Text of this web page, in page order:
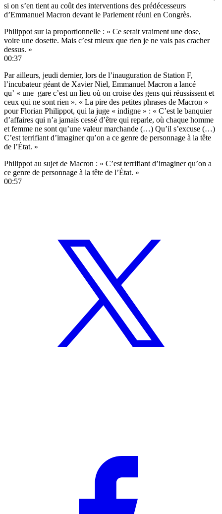
si on s’en tient au coût des interventions des prédécesseurs
d’Emmanuel Macron devant le Parlement réuni en Congrès.
Philippot sur la proportionnelle : « Ce serait vraiment une dose,
voire une dosette. Mais c’est mieux que rien je ne vais pas cracher
dessus. »
00:37
Par ailleurs, jeudi dernier, lors de l’inauguration de Station F,
l’incubateur géant de Xavier Niel, Emmanuel Macron a lancé
qu’ « une gare c’est un lieu où on croise des gens qui réussissent et
ceux qui ne sont rien ». « La pire des petites phrases de Macron »
pour Florian Philippot, qui la juge « indigne » : « C’est le banquier
d’affaires qui n’a jamais cessé d’être qui reparle, où chaque homme
et femme ne sont qu’une valeur marchande (…) Qu’il s’excuse (…)
C’est terrifiant d’imaginer qu’on a ce genre de personnage à la tête
de l’État. »
Philippot au sujet de Macron : « C’est terrifiant d’imaginer qu’on a
ce genre de personnage à la tête de l’État. »
00:57